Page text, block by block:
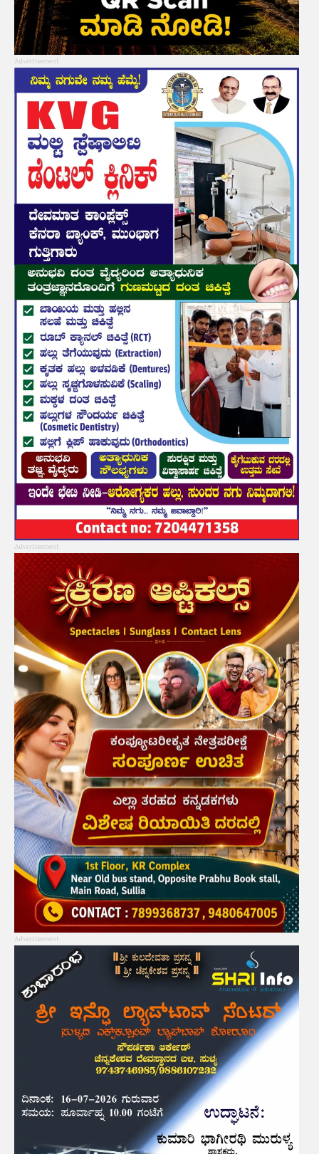
Advertisement
Advertisement
Advertisement